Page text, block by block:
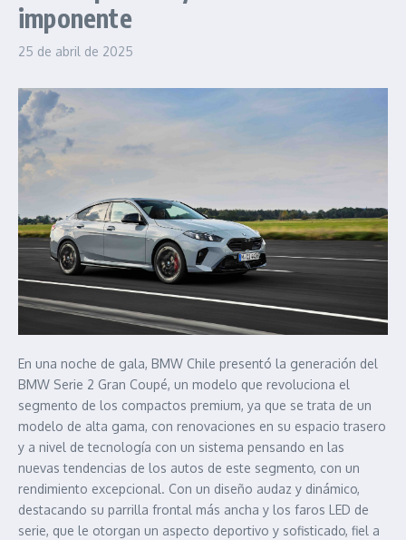
imponente
25 de abril de 2025
En una noche de gala, BMW Chile presentó la generación del
BMW Serie 2 Gran Coupé, un modelo que revoluciona el
segmento de los compactos premium, ya que se trata de un
modelo de alta gama, con renovaciones en su espacio trasero
y a nivel de tecnología con un sistema pensando en las
nuevas tendencias de los autos de este segmento, con un
rendimiento excepcional. Con un diseño audaz y dinámico,
destacando su parrilla frontal más ancha y los faros LED de
serie, que le otorgan un aspecto deportivo y sofisticado, fiel a